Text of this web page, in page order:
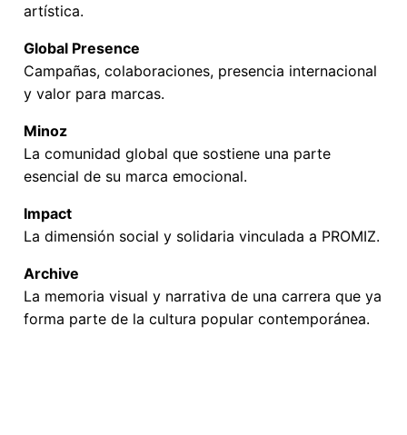
artística.
Global Presence
Campañas, colaboraciones, presencia internacional
y valor para marcas.
Minoz
La comunidad global que sostiene una parte
esencial de su marca emocional.
Impact
La dimensión social y solidaria vinculada a PROMIZ.
Archive
La memoria visual y narrativa de una carrera que ya
forma parte de la cultura popular contemporánea.